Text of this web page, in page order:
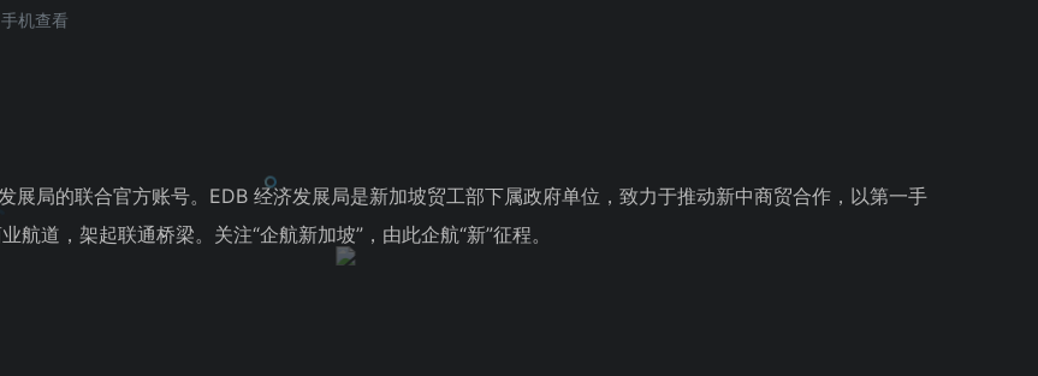
手机查看
展局的联合官方账号。EDB 经济发展局是新加坡贸工部下属政府单位，致力于推动新中商贸合作，以第一手
道，架起联通桥梁。关注“企航新加坡”，由此企航“新”征程。